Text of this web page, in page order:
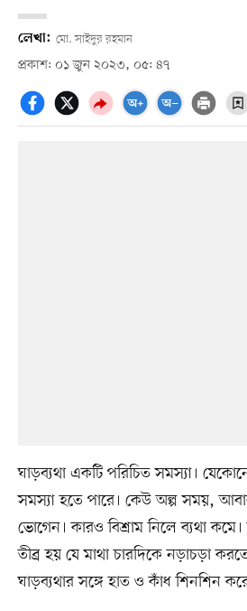
লেখা: মো. সাইদুর রহমান
প্রকাশ: ০১ জুন ২০২৩, ০৫: ৪৭
ঘাড়ব্যথা একটি পরিচিত সমস্যা।
সমস্যা হতে পারে। কেউ অল্প সময়,
ভোগেন। কারও বিশ্রাম নিলে ব্যথা
তীব্র হয় যে মাথা চারদিকে নড়াচড়া
ঘাড়ব্যথার সঙ্গে হাত ও কাঁধ শিনশিন